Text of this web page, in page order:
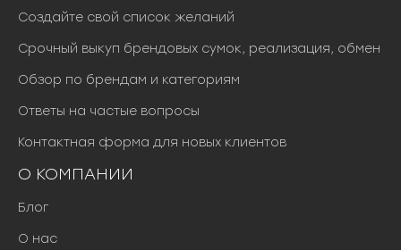
Создайте свой список желаний
Срочный выкуп брендовых сумок, реализация, обмен
Обзор по брендам и категориям
Ответы на частые вопросы
Контактная форма для новых клиентов
О КОМПАНИИ
Блог
О нас